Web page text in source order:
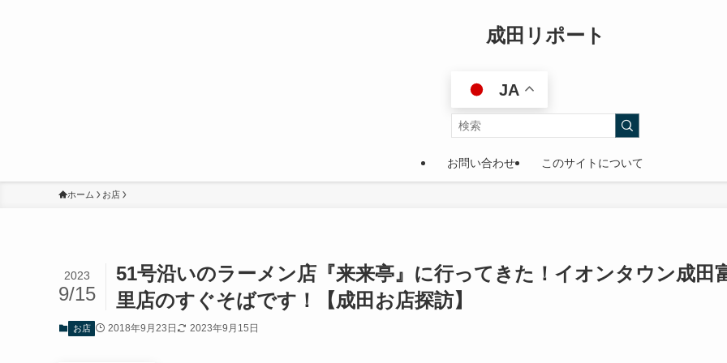
成田リポート
お問い合わせ このサイトについて
JA
ホーム お店
51号沿いのラーメン店『来来亭』に行ってきた！イオンタウン成田
里店のすぐそばです！【成田お店探訪】
2023
9/15
お店 2018年9月23日 2023年9月15日